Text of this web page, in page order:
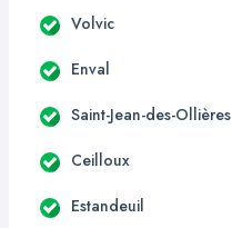
Volvic
Enval
Saint-Jean-des-Ollières
Ceilloux
Estandeuil